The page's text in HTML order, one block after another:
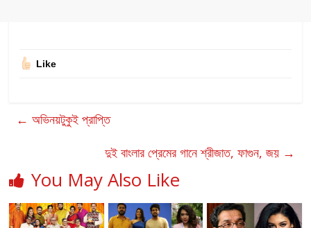
Like
← অভিনয়টুকুই প্রাপ্তি
দুই বাংলার প্রেমের গানে শ্রীজাত, ফাগুন, জয় →
You May Also Like